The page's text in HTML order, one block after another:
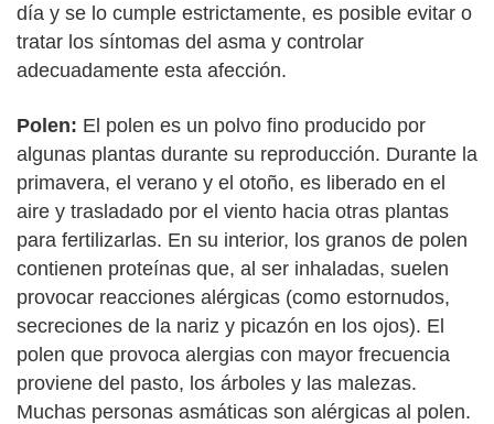
día y se lo cumple estrictamente, es posible evitar o
tratar los síntomas del asma y controlar
adecuadamente esta afección.
Polen: El polen es un polvo fino producido por
algunas plantas durante su reproducción. Durante la
primavera, el verano y el otoño, es liberado en el
aire y trasladado por el viento hacia otras plantas
para fertilizarlas. En su interior, los granos de polen
contienen proteínas que, al ser inhaladas, suelen
provocar reacciones alérgicas (como estornudos,
secreciones de la nariz y picazón en los ojos). El
polen que provoca alergias con mayor frecuencia
proviene del pasto, los árboles y las malezas.
Muchas personas asmáticas son alérgicas al polen.